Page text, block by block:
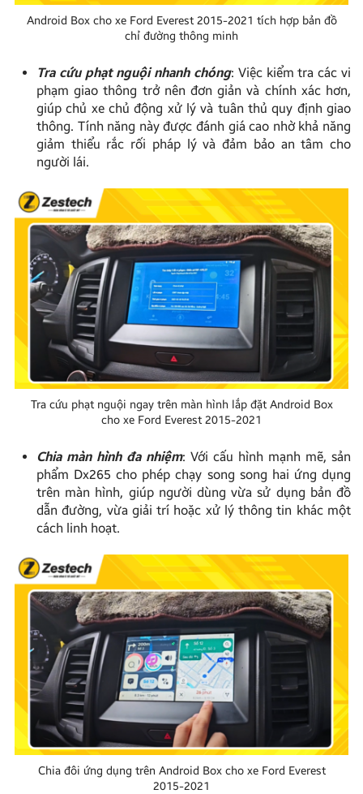
Android Box cho xe Ford Everest 2015-2021 tích hợp bản đồ
chỉ đường thông minh
Tra cứu phạt nguội nhanh chóng: Việc kiểm tra các vi
phạm giao thông trở nên đơn giản và chính xác hơn,
giúp chủ xe chủ động xử lý và tuân thủ quy định giao
thông. Tính năng này được đánh giá cao nhờ khả năng
giảm thiểu rắc rối pháp lý và đảm bảo an tâm cho
người lái.
Tra cứu phạt nguội ngay trên màn hình lắp đặt Android Box
cho xe Ford Everest 2015-2021
Chia màn hình đa nhiệm: Với cấu hình mạnh mẽ, sản
phẩm Dx265 cho phép chạy song song hai ứng dụng
trên màn hình, giúp người dùng vừa sử dụng bản đồ
dẫn đường, vừa giải trí hoặc xử lý thông tin khác một
cách linh hoạt.
Chia đôi ứng dụng trên Android Box cho xe Ford Everest
2015-2021